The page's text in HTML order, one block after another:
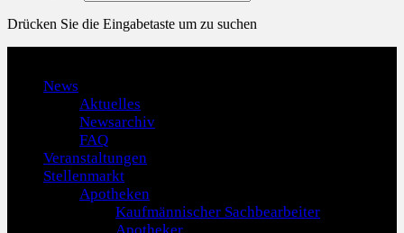
Drücken Sie die Eingabetaste um zu suchen
News
Aktuelles
Newsarchiv
FAQ
Veranstaltungen
Stellenmarkt
Apotheken
Kaufmännischer Sachbearbeiter